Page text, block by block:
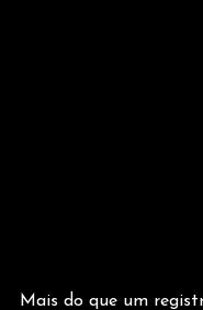
Mais do que um